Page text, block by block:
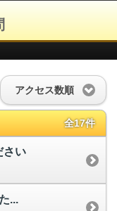
アクセス数順
全17件
さい
...